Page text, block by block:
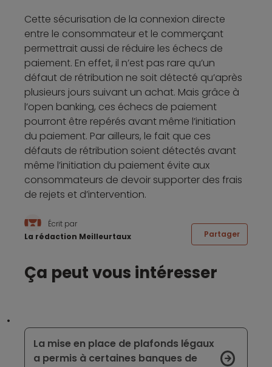
Cette sécurisation de la connexion directe
entre le consommateur et le commerçant
permettrait aussi de réduire les échecs de
paiement. En effet, il n’est pas rare qu’un
défaut de rétribution ne soit détecté qu’après
plusieurs jours suivant un achat. Mais grâce à
l’open banking, ces échecs de paiement
pourront être repérés avant même l’initiation
du paiement. Par ailleurs, le fait que ces
défauts de rétribution soient détectés avant
même l’initiation du paiement évite aux
consommateurs de devoir supporter des frais
de rejets et d’intervention.
Écrit par
La rédaction Meilleurtaux
Partager
Ça peut vous intéresser
La mise en place de plafonds légaux
a permis à certaines banques de